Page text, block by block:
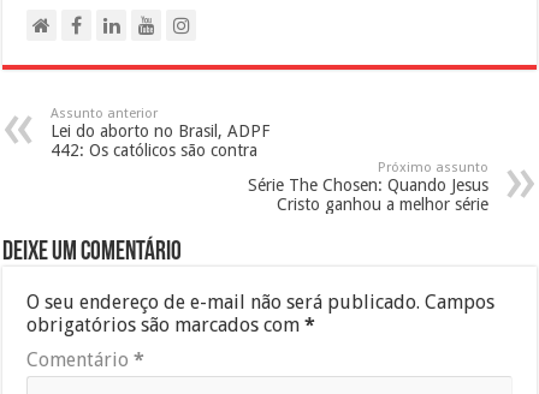
Assunto anterior
Lei do aborto no Brasil, ADPF
442: Os católicos são contra
Próximo assunto
Série The Chosen: Quando Jesus
Cristo ganhou a melhor série
Deixe um comentário
O seu endereço de e-mail não será publicado. Campos
obrigatórios são marcados com*
Comentário*